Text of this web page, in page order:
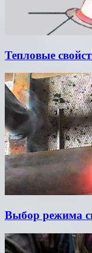
Тепловые
Выбор режима